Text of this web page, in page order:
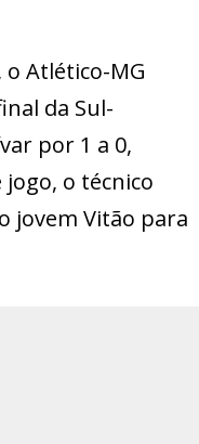
Atlético-MG
da Sul-
por 1 a 0,
jogo, o técnico
jovem Vitão para